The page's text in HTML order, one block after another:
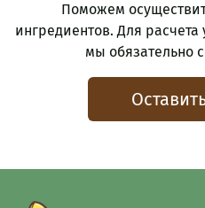
Поможем
ингредиентов. Для расчета
мы обязательно